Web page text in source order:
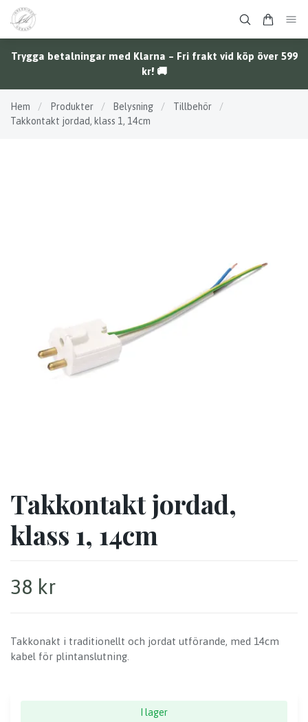
Trygga betalningar med Klarna – Fri frakt vid köp över 599
kr! 🚚
Hem / Produkter / Belysning / Tillbehör
/
Takkontakt jordad, klass 1, 14cm
Takkontakt jordad,
klass 1, 14cm
38 kr
Takkonakt i traditionellt och jordat utförande, med 14cm
kabel för plintanslutning.
I lager